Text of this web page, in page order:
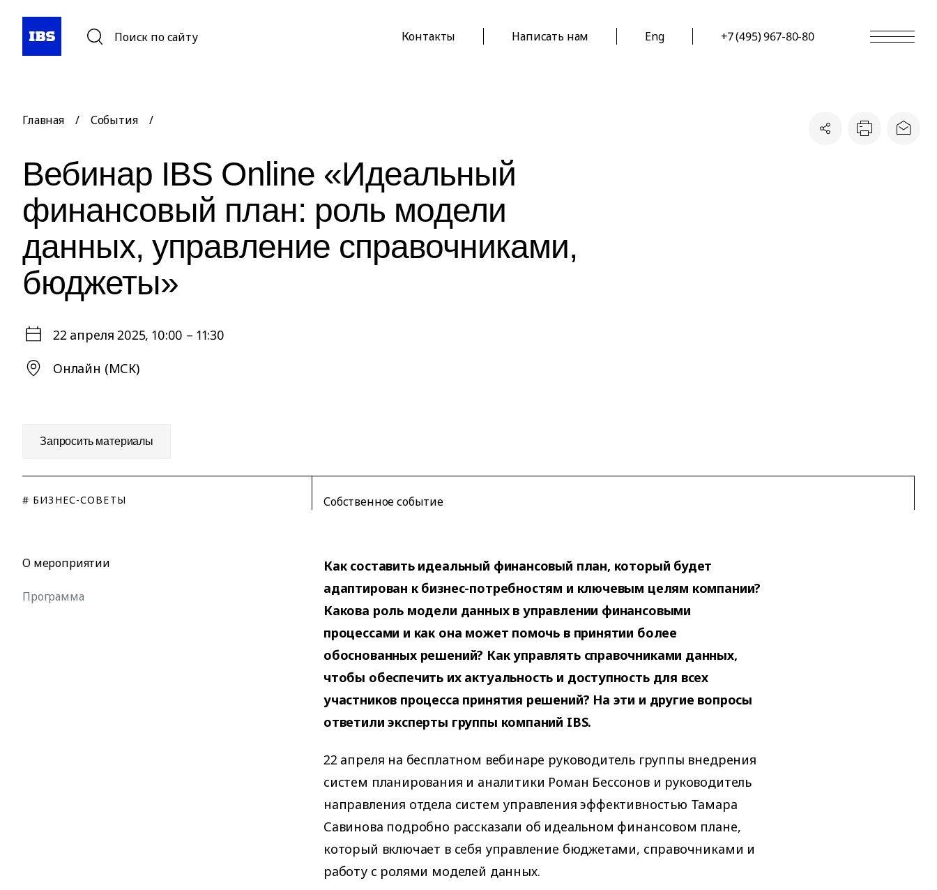
Поиск по сайту Контакты Написать нам Eng +7 (495) 967-80-80
Главная / События /
Вебинар IBS Online «Идеальный
финансовый план: роль модели
данных, управление справочниками,
бюджеты»
22 апреля 2025, 10:00 – 11:30
Онлайн (МСК)
Запросить материалы
# БИЗНЕС-СОВЕТЫ Собственное событие
О мероприятии
Программа
Как составить идеальный финансовый план, который будет
адаптирован к бизнес-потребностям и ключевым целям компании?
Какова роль модели данных в управлении финансовыми
процессами и как она может помочь в принятии более
обоснованных решений? Как управлять справочниками данных,
чтобы обеспечить их актуальность и доступность для всех
участников процесса принятия решений? На эти и другие вопросы
ответили эксперты группы компаний IBS.
22 апреля на бесплатном вебинаре руководитель группы внедрения
систем планирования и аналитики Роман Бессонов и руководитель
направления отдела систем управления эффективностью Тамара
Савинова подробно рассказали об идеальном финансовом плане,
который включает в себя управление бюджетами, справочниками и
работу с ролями моделей данных.